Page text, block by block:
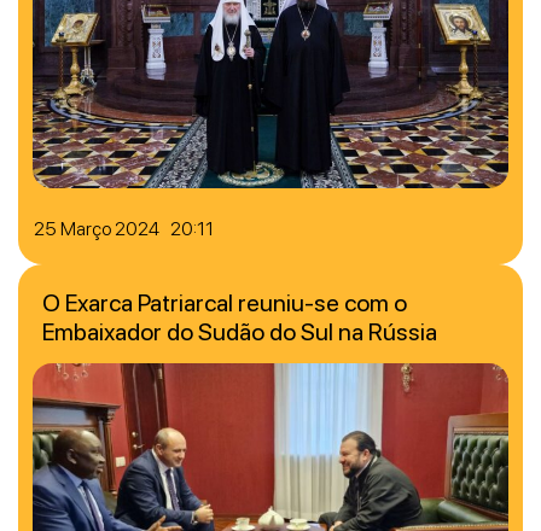
25 Março 2024 20:11
O Exarca Patriarcal reuniu-se com o
Embaixador do Sudão do Sul na Rússia